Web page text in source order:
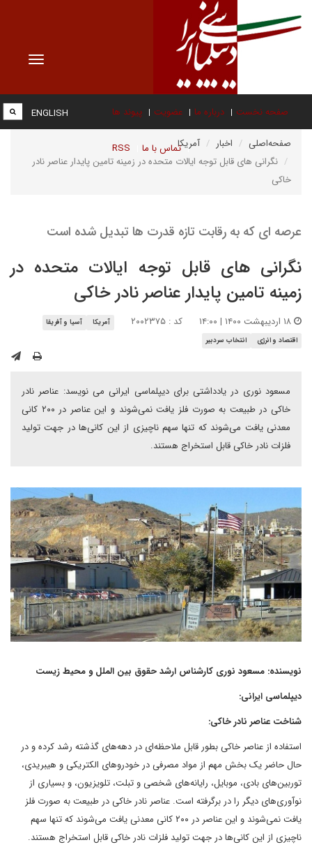
Toggle
صفحه نخست درباره ما عضویت پیوند ها
تماس با ما RSS
ENGLISH
صفحه‌اصلی اخبار
آمریکا
نگرانی های قابل توجه ایالات متحده در زمینه تامین پایدار عناصر نادر
خاکی
عرصه ای که به رقابت تازه قدرت ها تبدیل شده است
نگرانی های قابل توجه ایالات متحده در
زمینه تامین پایدار عناصر نادر خاکی
کد : ۲۰۰۲۳۷۵ آمریکا
آسیا و آفریقا
اقتصاد و انرژی
انتخاب سردبیر
مسعود نوری در یادداشتی برای دیپلماسی ایرانی می نویسد: عناصر نادر
خاکی در طبیعت به صورت فلز یافت نمی‌شوند و این عناصر در ۲۰۰ کانی
معدنی یافت می‌شوند که تنها سهم ناچیزی از این کانی‌ها در جهت تولید
فلزات نادر خاکی قابل استخراج هستند.
نویسنده: مسعود نوری کارشناس ارشد حقوق بین الملل و محیط زیست
دیپلماسی ایرانی:
شناخت عناصر نادر خاکی:
استفاده از عناصر خاکی بطور قابل ملاحظه‌ای در دهه‌های گذشته رشد کرده و در
حال حاضر یک بخش مهم از مواد مصرفی در خودروهای الکتریکی و هیبریدی،
توربین‌های بادی، موبایل، رایانه‌های شخصی و تبلت، تلویزیون، و بسیاری از
نوآوری‌های دیگر را در برگرفته است. عناصر نادر خاکی در طبیعت به صورت فلز
یافت نمی‌شوند و این عناصر در ۲۰۰ کانی معدنی یافت می‌شوند که تنها سهم
ناچیزی از این کانی‌ها در جهت تولید فلزات نادر خاکی قابل استخراج هستند.